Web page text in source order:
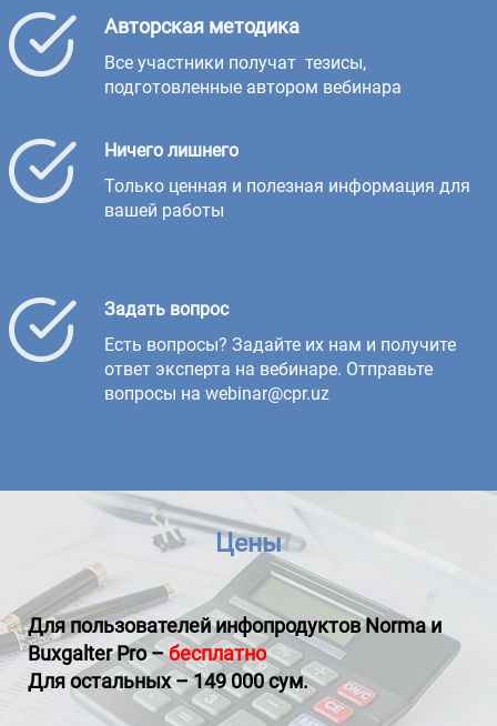
Авторская методика
Все участники получат тезисы,
подготовленные автором вебинара
Ничего лишнего
Только ценная и полезная информация для
вашей работы
Задать вопрос
Есть вопросы? Задайте их нам и получите
ответ эксперта на вебинаре. Отправьте
вопросы на webinar@cpr.uz
Цены
Для пользователей инфопродуктовNorma и
Buxgalter Pro–бесплатно
Для остальных – 149 000 сум.